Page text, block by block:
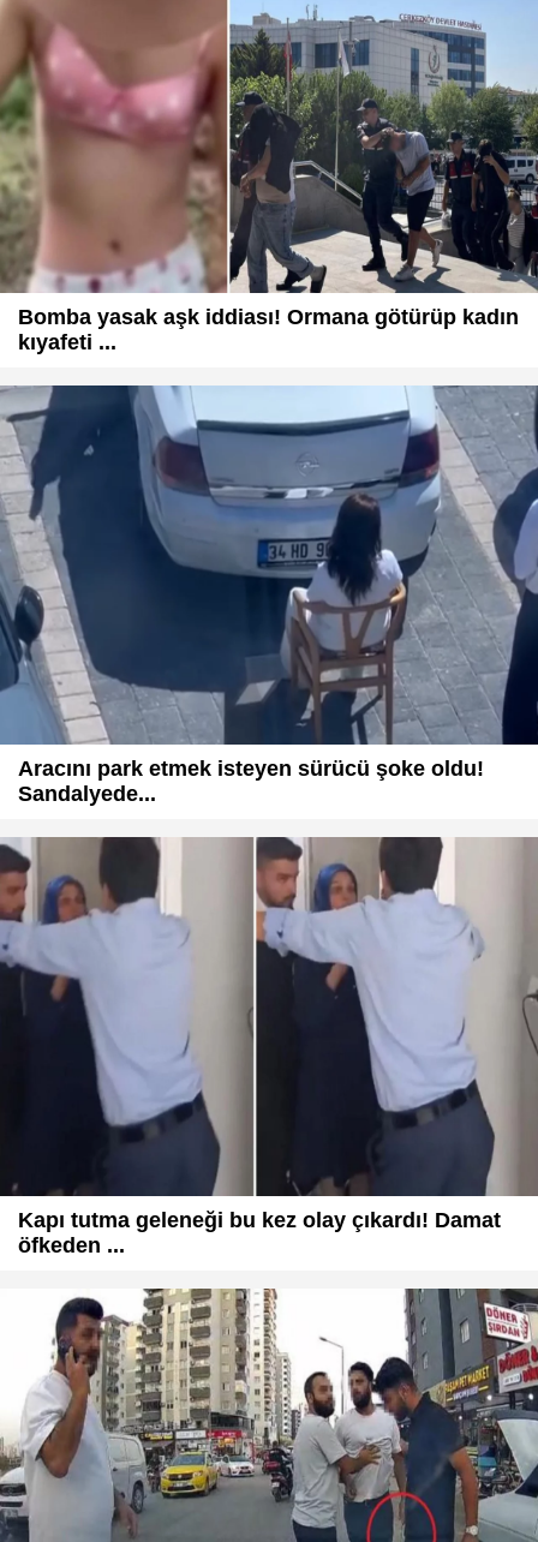
Bomba yasak aşk iddiası! Ormana götürüp kadın
kıyafeti ...
Aracını park etmek isteyen sürücü şoke oldu!
Sandalyede...
Kapı tutma geleneği bu kez olay çıkardı! Damat
öfkeden ...